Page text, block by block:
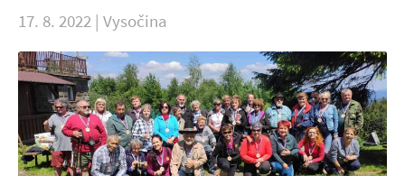
17. 8. 2022 | Vysočina